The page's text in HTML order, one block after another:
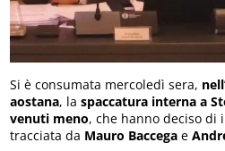
Si è consumata mercoledì sera,
aostana, laspaccatura interna a
venuti meno, che hanno deciso
tracciata da Mauro Baccega e